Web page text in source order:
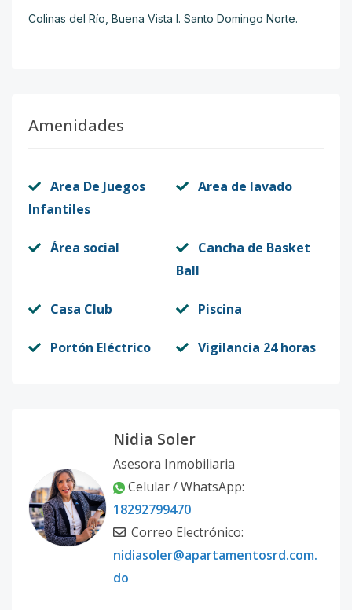
Colinas del Río, Buena Vista I. Santo Domingo Norte.
Amenidades
Area De Juegos
Infantiles
Area de lavado
Área social
Cancha de Basket
Ball
Casa Club Piscina
Portón Eléctrico Vigilancia 24 horas
Nidia Soler
Asesora Inmobiliaria
Celular / WhatsApp:
18292799470
Correo Electrónico:
nidiasoler@apartamentosrd.com.
do